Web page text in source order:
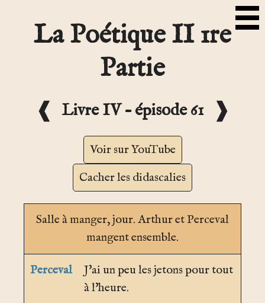
La Poétique II 1re
Partie
❰ Livre IV – épisode 61 ❱
Voir sur YouTube
Cacher les didascalies
Salle à manger, jour. Arthur et Perceval
mangent ensemble.
Perceval
J'ai un peu les jetons pour tout
à l'heure.